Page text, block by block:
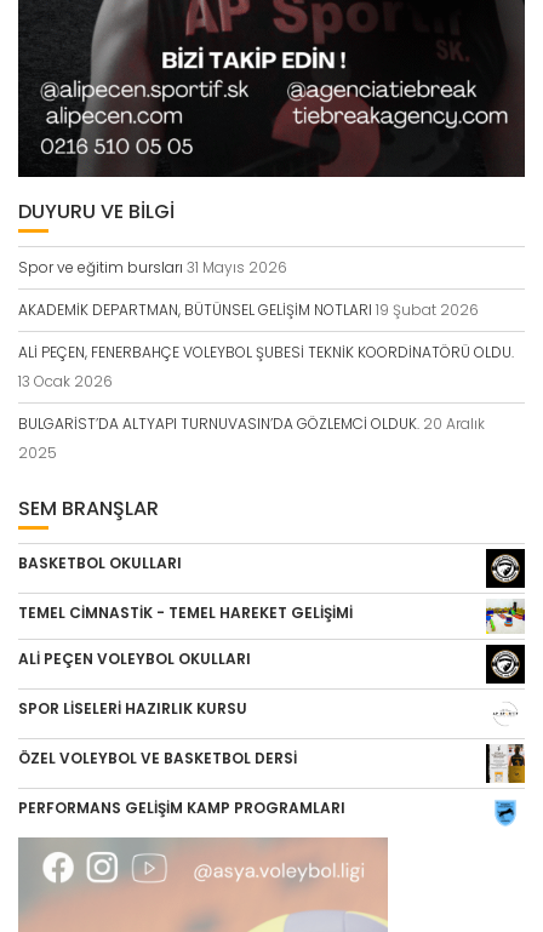
DUYURU VE BİLGİ
Spor ve eğitim bursları 31 Mayıs 2026
AKADEMİK DEPARTMAN, BÜTÜNSEL GELİŞİM NOTLARI 19 Şubat 2026
ALİ PEÇEN, FENERBAHÇE VOLEYBOL ŞUBESİ TEKNİK KOORDİNATÖRÜ OLDU.
13 Ocak 2026
BULGARİST’DA ALTYAPI TURNUVASIN’DA GÖZLEMCİ OLDUK. 20 Aralık
2025
SEM BRANŞLAR
BASKETBOL OKULLARI
TEMEL CİMNASTİK - TEMEL HAREKET GELİŞİMİ
ALİ PEÇEN VOLEYBOL OKULLARI
SPOR LİSELERİ HAZIRLIK KURSU
ÖZEL VOLEYBOL VE BASKETBOL DERSİ
PERFORMANS GELİŞİM KAMP PROGRAMLARI